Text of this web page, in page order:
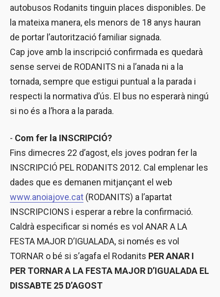
autobusos Rodanits tinguin places disponibles. De
la mateixa manera, els menors de 18 anys hauran
de portar l’autorització familiar signada.
Cap jove amb la inscripció confirmada es quedarà
sense servei de RODANITS ni a l’anada ni a la
tornada, sempre que estigui puntual a la parada i
respecti la normativa d’ús. El bus no esperarà ningú
si no és a l’hora a la parada.
- Com fer la INSCRIPCIÓ?
Fins dimecres 22 d’agost, els joves podran fer la
INSCRIPCIÓ PEL RODANITS 2012. Cal emplenar les
dades que es demanen mitjançant el web
www.anoiajove.cat (RODANITS) a l’apartat
INSCRIPCIONS i esperar a rebre la confirmació.
Caldrà especificar si només es vol ANAR A LA
FESTA MAJOR D’IGUALADA, si només es vol
TORNAR o bé si s’agafa el Rodanits PER ANAR I
PER TORNAR A LA FESTA MAJOR D’IGUALADA EL
DISSABTE 25 D’AGOST